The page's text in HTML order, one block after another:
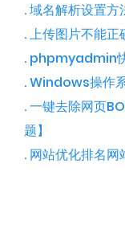
. 域名解析设置方
. 上传图片不能
. phpmyadmin
. Windows操作
. 一键去除网页
题】
. 网站优化排名网